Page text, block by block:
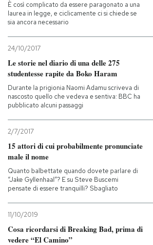
È così complicato da essere paragonato a una
laurea in legge, e ciclicamente ci si chiede se
sia ancora necessario
24/10/2017
Le storie nel diario di una delle 275
studentesse rapite da Boko Haram
Durante la prigionia Naomi Adamu scriveva di
nascosto quello che vedeva e sentiva: BBC ha
pubblicato alcuni passaggi
2/7/2017
15 attori di cui probabilmente pronunciate
male il nome
Quanto balbettate quando dovete parlare di
“Jake Gyllenhaal”? E su Steve Buscemi
pensate di essere tranquilli? Sbagliato
11/10/2019
Cosa ricordarsi di Breaking Bad, prima di
vedere “El Camino”